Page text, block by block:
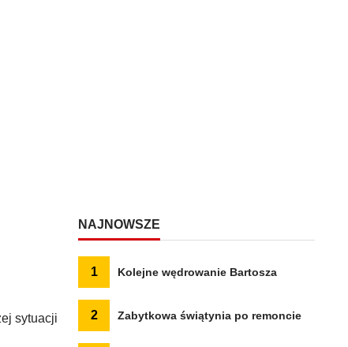
sytuacji
NAJNOWSZE
1 Kolejne wędrowanie Bartosza
2 Zabytkowa świątynia po remoncie